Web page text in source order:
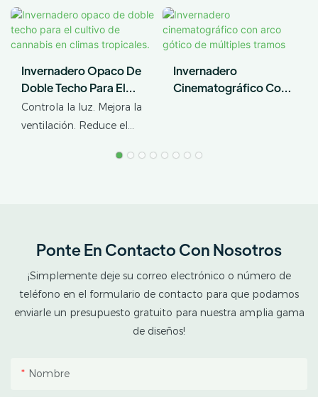
Invernadero Opaco De
Doble Techo Para El
Cultivo De Cannabis En
Climas Tropicales.
Controla la luz. Mejora la
ventilación. Reduce el
GREENHOUSE ofrece
cultivo de cannabis en
climas tropicales y
subtropicales. Este
invernadero combina
Invernadero
Cinematográfico Con
Ponte En Contacto Con Nosotros
¡Simplemente deje su correo electrónico o número de
teléfono en el formulario de contacto para que podamos
enviarle un presupuesto gratuito para nuestra amplia gama
de diseños!
Nombre